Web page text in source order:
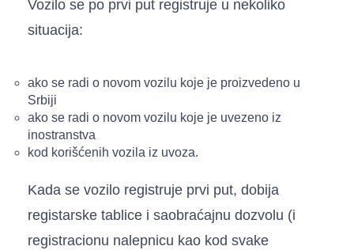
Vozilo se po prvi put registruje u nekoliko
situacija:
ako se radi o novom vozilu koje je proizvedeno u
Srbiji
ako se radi o novom vozilu koje je uvezeno iz
inostranstva
kod korišćenih vozila iz uvoza.
Kada se vozilo registruje prvi put, dobija
registarske tablice i saobraćajnu dozvolu (i
registracionu nalepnicu kao kod svake